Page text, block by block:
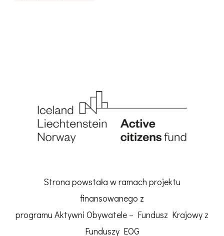
Strona powstała w ramach projektu
finansowanego z
programu Aktywni Obywatele – Fundusz Krajowy z
Funduszy EOG